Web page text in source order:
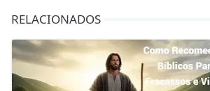
RELACIONADOS